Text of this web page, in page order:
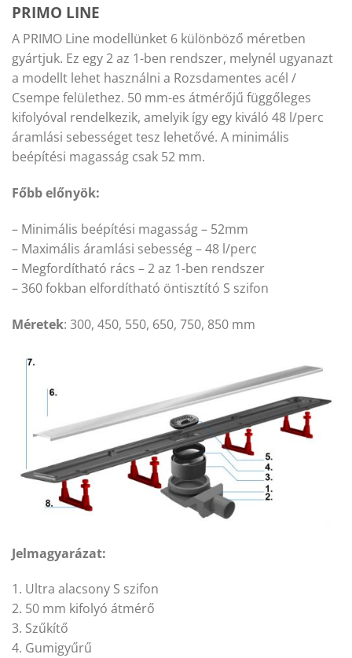
PRIMO LINE
A PRIMO Line modellünket 6 különböző méretben
gyártjuk. Ez egy 2 az 1-ben rendszer, melynél ugyanazt
a modellt lehet használni a Rozsdamentes acél /
Csempe felülethez. 50 mm-es átmérőjű függőleges
kifolyóval rendelkezik, amelyik így egy kiváló 48 l/perc
áramlási sebességet tesz lehetővé. A minimális
beépítési magasság csak 52 mm.
Főbb előnyök:
– Minimális beépítési magasság – 52mm
– Maximális áramlási sebesség – 48 l/perc
– Megfordítható rács – 2 az 1-ben rendszer
– 360 fokban elfordítható öntisztító S szifon
Méretek: 300, 450, 550, 650, 750, 850 mm
Jelmagyarázat:
1. Ultra alacsony S szifon
2. 50 mm kifolyó átmérő
3. Szűkítő
4. Gumigyűrű